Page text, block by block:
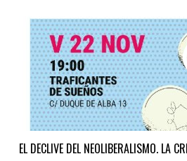
EL DECLIVE DEL NEOLIBERALISMO. LA